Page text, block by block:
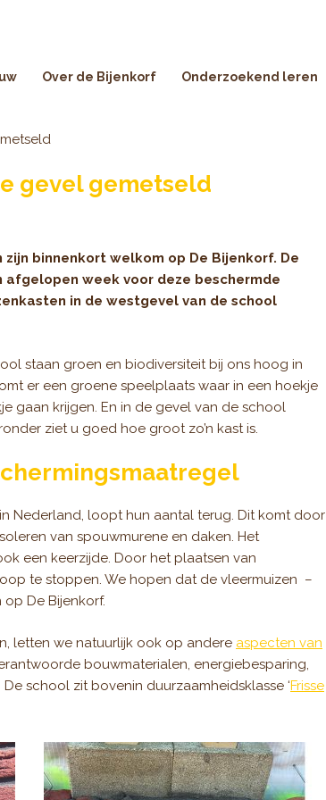
Over de Bijenkorf Onderzoekend leren
gevel gemetseld
zijn binnenkort welkom op De Bijenkorf. De
afgelopen week voor deze beschermde
in de westgevel van de school
staan groen en biodiversiteit bij ons hoog in
er een groene speelplaats waar in een hoekje
gaan krijgen. En in de gevel van de school
ziet u goed hoe groot zo’n kast is.
Nederland, loopt hun aantal terug. Dit komt door
van spouwmurene en daken. Het
een keerzijde. Door het plaatsen van
te stoppen. We hopen dat de vleermuizen –
De Bijenkorf.
letten we natuurlijk ook op andere aspecten van
bouwmaterialen, energiebesparing,
school zit bovenin duurzaamheidsklasse ‘Frisse